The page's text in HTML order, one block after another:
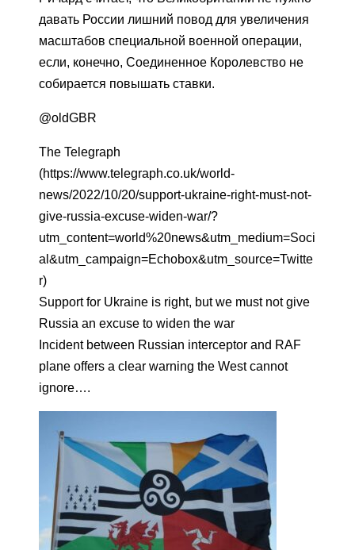
давать России лишний повод для увеличения
масштабов специальной военной операции,
если, конечно, Соединенное Королевство не
собирается повышать ставки.
@oldGBR
The Telegraph
(https://www.telegraph.co.uk/world-
news/2022/10/20/support-ukraine-right-must-not-
give-russia-excuse-widen-war/?
utm_content=world%20news&utm_medium=Soci
al&utm_campaign=Echobox&utm_source=Twitte
r)
Support for Ukraine is right, but we must not give
Russia an excuse to widen the war
Incident between Russian interceptor and RAF
plane offers a clear warning the West cannot
ignore….